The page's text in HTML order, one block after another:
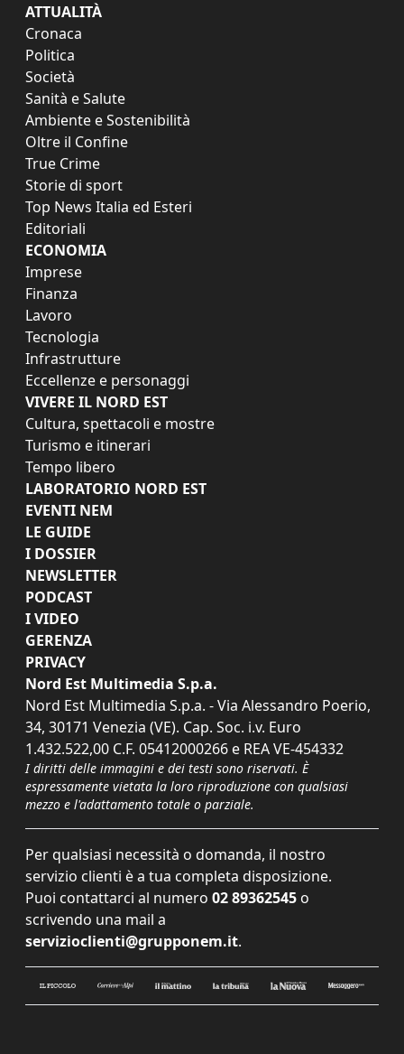
ATTUALITÀ
Cronaca
Politica
Società
Sanità e Salute
Ambiente e Sostenibilità
Oltre il Confine
True Crime
Storie di sport
Top News Italia ed Esteri
Editoriali
ECONOMIA
Imprese
Finanza
Lavoro
Tecnologia
Infrastrutture
Eccellenze e personaggi
VIVERE IL NORD EST
Cultura, spettacoli e mostre
Turismo e itinerari
Tempo libero
LABORATORIO NORD EST
EVENTI NEM
LE GUIDE
I DOSSIER
NEWSLETTER
PODCAST
I VIDEO
GERENZA
PRIVACY
Nord Est Multimedia S.p.a.
Nord Est Multimedia S.p.a. - Via Alessandro Poerio,
34, 30171 Venezia (VE). Cap. Soc. i.v. Euro
1.432.522,00 C.F. 05412000266 e REA VE-454332
I diritti delle immagini e dei testi sono riservati. È
espressamente vietata la loro riproduzione con qualsiasi
mezzo e l'adattamento totale o parziale.
Per qualsiasi necessità o domanda, il nostro
servizio clienti è a tua completa disposizione.
Puoi contattarci al numero 02 89362545 o
scrivendo una mail a
servizioclienti@grupponem.it.